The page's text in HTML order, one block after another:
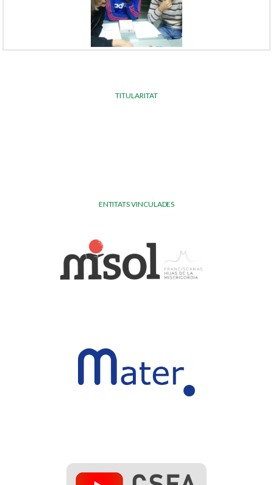
TITULARITAT
ENTITATS VINCULADES